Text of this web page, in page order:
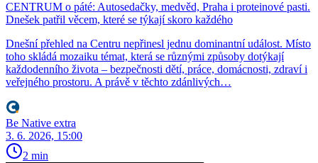
CENTRUM o páté: Autosedačky, medvěd, Praha i proteinové pasti.
Dnešek patřil věcem, které se týkají skoro každého
Dnešní přehled na Centru nepřinesl jednu dominantní událost. Místo
toho skládá mozaiku témat, která se různými způsoby dotýkají
každodenního života – bezpečnosti dětí, práce, domácnosti, zdraví i
veřejného prostoru. A právě v těchto zdánlivých…
Be Native extra
3. 6. 2026, 15:00
2 min